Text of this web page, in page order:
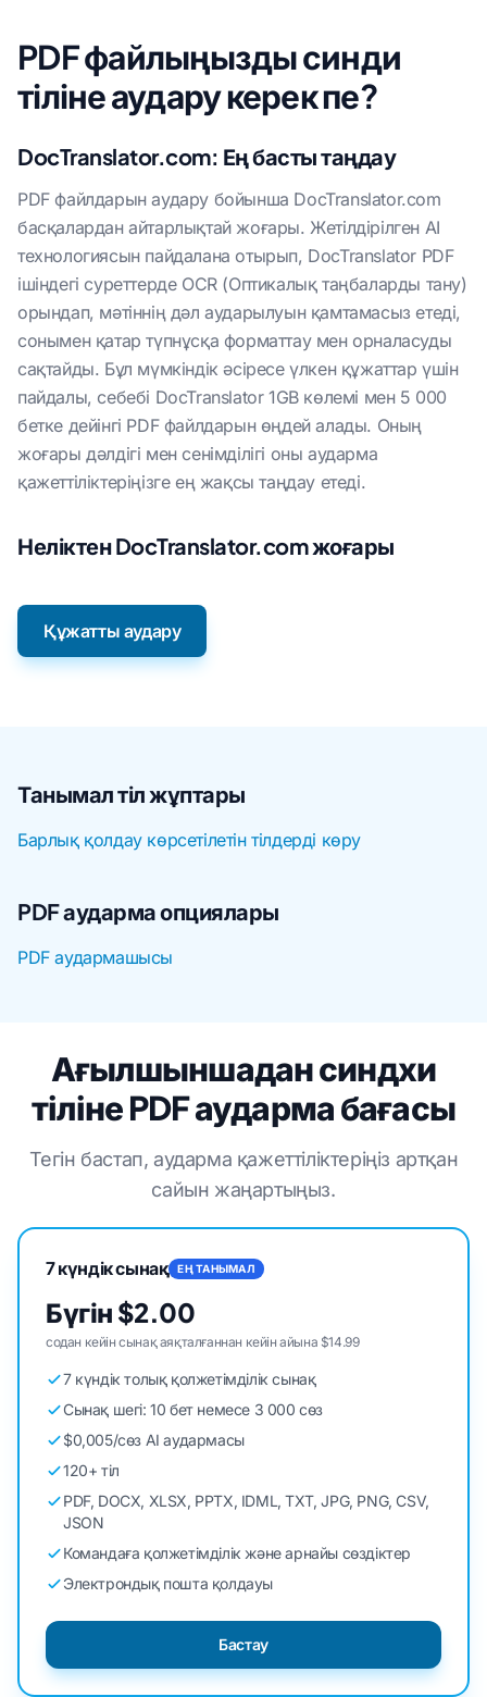
PDF файлыңызды синди
тіліне аудару керек пе?
DocTranslator.com: Ең басты таңдау
PDF файлдарын аудару бойынша DocTranslator.com
басқалардан айтарлықтай жоғары. Жетілдірілген AI
технологиясын пайдалана отырып, DocTranslator PDF
ішіндегі суреттерде OCR (Оптикалық таңбаларды тану)
орындап, мәтіннің дәл аударылуын қамтамасыз етеді,
сонымен қатар түпнұсқа форматтау мен орналасуды
сақтайды. Бұл мүмкіндік әсіресе үлкен құжаттар үшін
пайдалы, себебі DocTranslator 1GB көлемі мен 5 000
бетке дейінгі PDF файлдарын өңдей алады. Оның
жоғары дәлдігі мен сенімділігі оны аударма
қажеттіліктеріңізге ең жақсы таңдау етеді.
Неліктен DocTranslator.com жоғары
Құжатты аудару
Танымал тіл жұптары
Барлық қолдау көрсетілетін тілдерді көру
PDF аударма опциялары
PDF аудармашысы
Ағылшыншадан синдхи
тіліне PDF аударма бағасы
Тегін бастап, аударма қажеттіліктеріңіз артқан
сайын жаңартыңыз.
7 күндік сынақ ЕҢ ТАНЫМАЛ
Бүгін $2.00
содан кейін сынақ аяқталғаннан кейін айына $14.99
7 күндік толық қолжетімділік сынақ
Сынақ шегі: 10 бет немесе 3 000 сөз
$0,005/сөз AI аудармасы
120+ тіл
PDF, DOCX, XLSX, PPTX, IDML, TXT, JPG, PNG, CSV,
JSON
Командаға қолжетімділік және арнайы сөздіктер
Электрондық пошта қолдауы
Бастау